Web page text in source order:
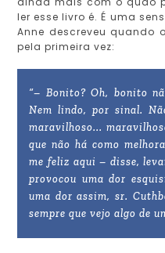
ler esse livro é. É uma
Anne descreveu quando
pela primeira vez:
“– Bonito? Oh, bonito
Nem lindo, por sinal.
maravilhoso...
que não há como
me feliz aqui – disse,
provocou uma dor
uma dor assim, sr.
sempre que vejo algo de